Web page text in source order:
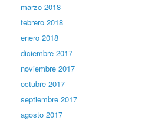
marzo 2018
febrero 2018
enero 2018
diciembre 2017
noviembre 2017
octubre 2017
septiembre 2017
agosto 2017